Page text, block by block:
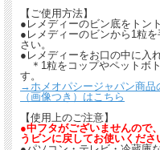
【ご使用方法】
●レメディーのビン底をトン
●レメディーのビンから1粒
さい。
●レメディーをお口の中に入
＊1粒をコップやペットボ
す。
→ホメオパシージャパン商品
（画像つき）はこちら
【使用上のご注意】
●中フタがございませんので
うビンに戻してお使いくださ